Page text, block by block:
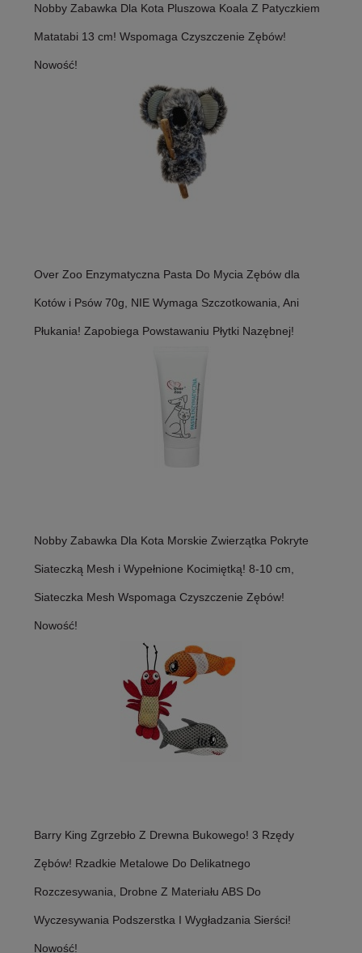
Nobby Zabawka Dla Kota Pluszowa Koala Z Patyczkiem
Matatabi 13 cm! Wspomaga Czyszczenie Zębów!
Nowość!
Over Zoo Enzymatyczna Pasta Do Mycia Zębów dla
Kotów i Psów 70g, NIE Wymaga Szczotkowania, Ani
Płukania! Zapobiega Powstawaniu Płytki Nazębnej!
Nobby Zabawka Dla Kota Morskie Zwierzątka Pokryte
Siateczką Mesh i Wypełnione Kocimiętką! 8-10 cm,
Siateczka Mesh Wspomaga Czyszczenie Zębów!
Nowość!
Barry King Zgrzebło Z Drewna Bukowego! 3 Rzędy
Zębów! Rzadkie Metalowe Do Delikatnego
Rozczesywania, Drobne Z Materiału ABS Do
Wyczesywania Podszerstka I Wygładzania Sierści!
Nowość!